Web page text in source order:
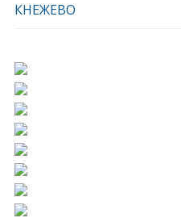
КНЕЖЕВО